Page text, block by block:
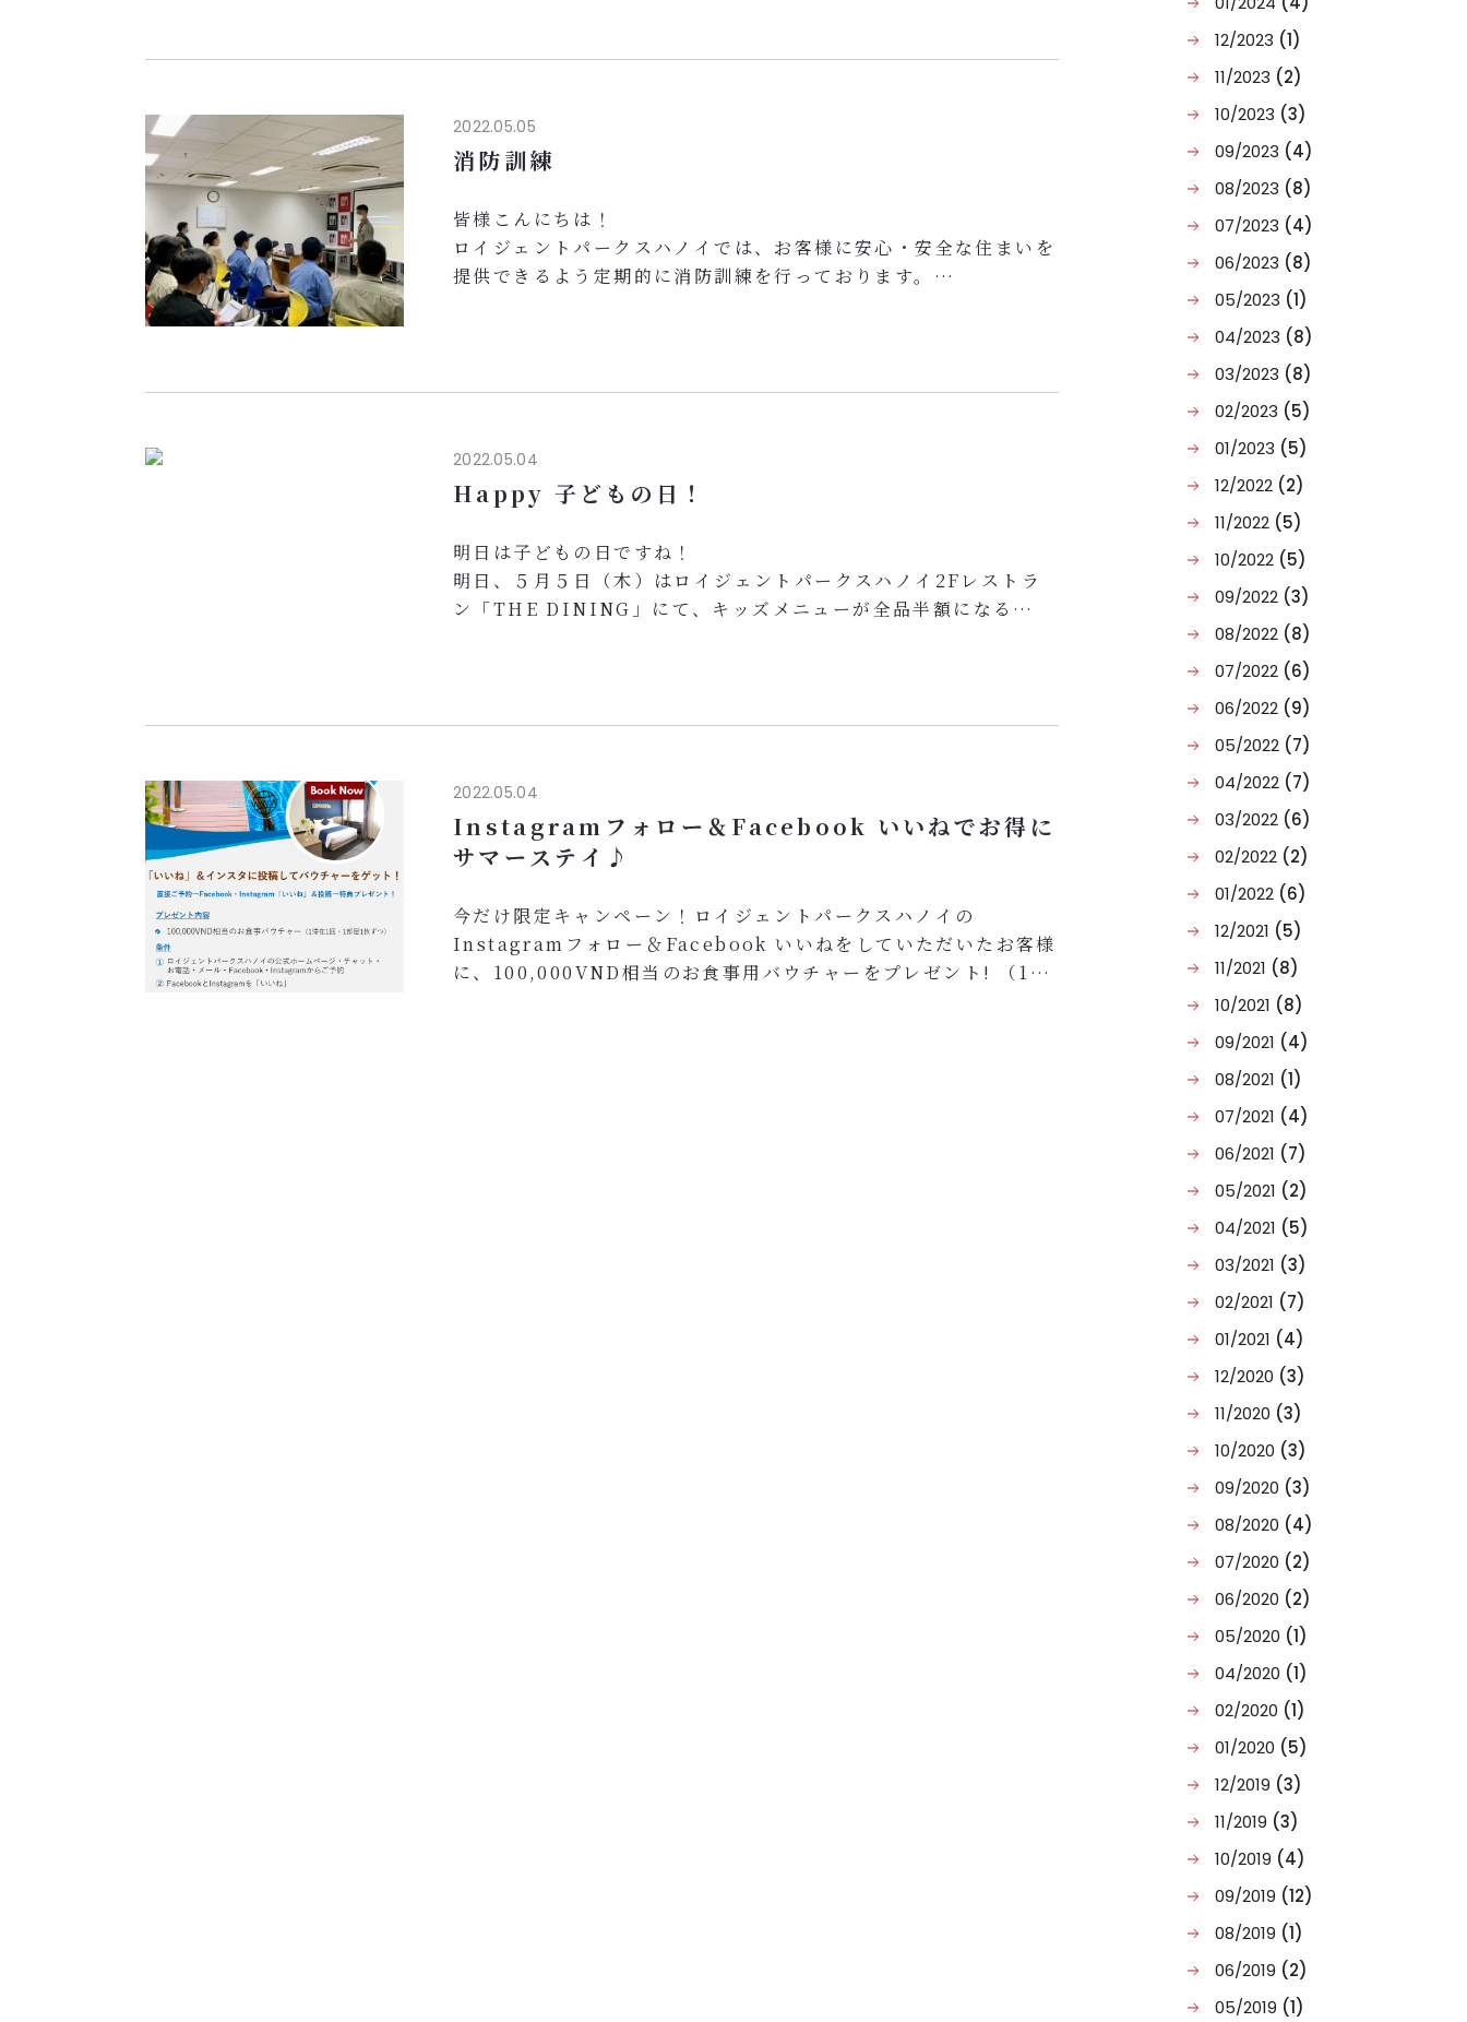
するなど、数々のハノイ市内の美しい観光スポットが紹介されてい
当日は、観光局の推薦によりロイジェントパークスハノイもブース
を設けていただき、PRさせていた...
2022.05.05
消防訓練
皆様こんにちは！
ロイジェントパークスハノイでは、お客様に安心・安全な住まいを
提供できるよう定期的に消防訓練を行っております。
索、消火器具の動作確認、人命救助の訓練などを行い、非常時に迅
2022.05.04
Happy 子どもの日！
明日は子どもの日ですね！
明日、５月５日（木）はロイジェントパークスハノイ2Fレストラ
ン「THE DINING」にて、キッズメニューが全品半額になる
りしています。
2022.05.04
Instagramフォロー＆Facebook いいねでお得に
サマーステイ♪
今だけ限定キャンペーン！ロイジェントパークスハノイの
Instagramフォロー＆Facebook いいねをしていただいたお客様
に、100,000VND相当のお食事用バウチャーをプレゼント! （1滞
12/2023 (1)
11/2023 (2)
10/2023 (3)
09/2023 (4)
08/2023 (8)
07/2023 (4)
06/2023 (8)
05/2023 (1)
04/2023 (8)
03/2023 (8)
02/2023 (5)
01/2023 (5)
12/2022 (2)
11/2022 (5)
10/2022 (5)
09/2022 (3)
08/2022 (8)
07/2022 (6)
06/2022 (9)
05/2022 (7)
04/2022 (7)
03/2022 (6)
02/2022 (2)
01/2022 (6)
12/2021 (5)
11/2021 (8)
10/2021 (8)
09/2021 (4)
08/2021 (1)
07/2021 (4)
06/2021 (7)
05/2021 (2)
04/2021 (5)
03/2021 (3)
02/2021 (7)
01/2021 (4)
12/2020 (3)
11/2020 (3)
10/2020 (3)
09/2020 (3)
08/2020 (4)
07/2020 (2)
06/2020 (2)
05/2020 (1)
04/2020 (1)
02/2020 (1)
01/2020 (5)
12/2019 (3)
11/2019 (3)
10/2019 (4)
09/2019 (12)
08/2019 (1)
06/2019 (2)
05/2019 (1)